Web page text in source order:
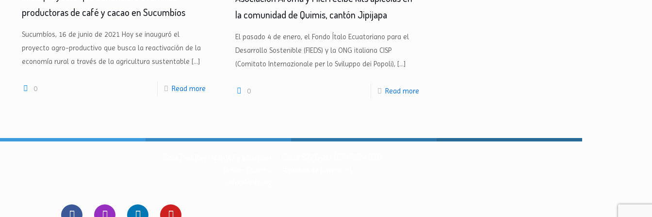
productoras de café y cacao en Sucumbíos
Sucumbíos, 16 de junio de 2021 Hoy se inauguró el
proyecto agro-productivo que busca la reactivación de la
economía rural a través de la agricultura sustentable […]
0 Read more
la comunidad de Quimis, cantón Jipijapa
El pasado 4 de enero, el Fondo Ítalo Ecuatoriano para el
Desarrollo Sostenible (FIEDS) y la ONG italiana CISP
(Comitato Internazionale per lo Sviluppo dei Popoli), […]
0 Read more